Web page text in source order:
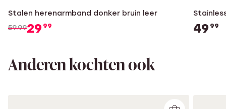
Stalen herenarmband donker bruin leer
59.9929 99 49 99
Anderen kochten ook